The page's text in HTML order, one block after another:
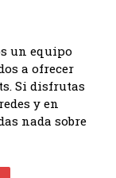
un equipo
a ofrecer
Si disfrutas
y en
nada sobre